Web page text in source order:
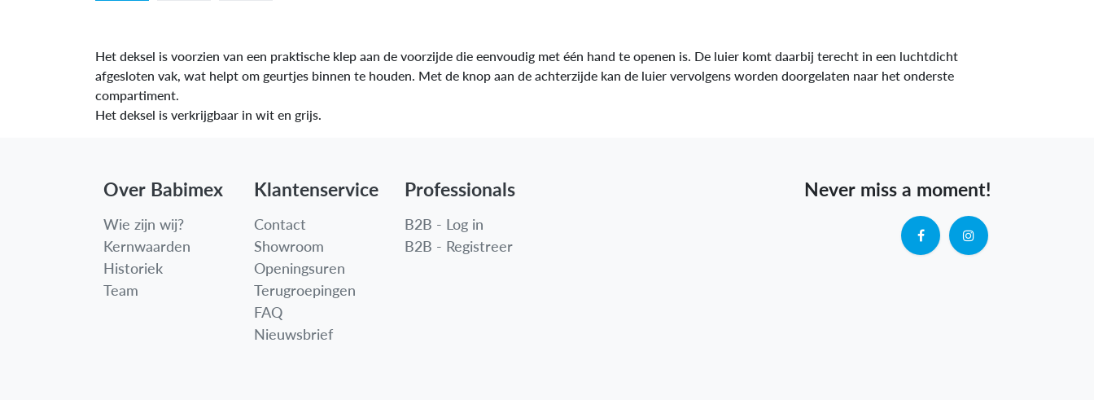
Het deksel is voorzien van een praktische klep aan de voorzijde die eenvoudig met één hand te openen is. De luier komt daarbij terecht in een luchtdicht
afgesloten vak, wat helpt om geurtjes binnen te houden. Met de knop aan de achterzijde kan de luier vervolgens worden doorgelaten naar het onderste
compartiment.
Het deksel is verkrijgbaar in wit en grijs.
Over Babimex
Wie zijn wij?
Kernwaarden
Historiek
Team
Never miss a moment!
Klantenservice
Contact
Showroom
Openingsuren
Terugroepingen
FAQ
Nieuwsbrief
Professionals
B2B - Log in
B2B - Registreer